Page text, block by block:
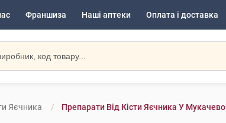
Франшиза Наші аптеки Оплата і доставка
Яєчника Препарати Від Кісти Яєчника У Мукачево